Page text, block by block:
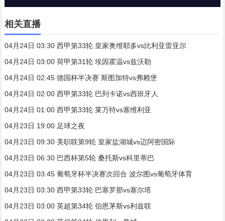
相关直播
04月24日 03:30 西甲第33轮 皇家奥维耶多vs比利亚雷亚尔
04月24日 03:00 荷甲第31轮 埃因霍温vs兹沃勒
04月24日 02:45 德国杯半决赛 斯图加特vs弗赖堡
04月24日 02:00 西甲第33轮 巴列卡诺vs西班牙人
04月24日 01:00 西甲第33轮 莱万特vs塞维利亚
04月23日 19:00 足球之夜
04月23日 09:30 美职联第9轮 皇家盐湖城vs迈阿密国际
04月23日 06:30 巴西杯第5轮 桑托斯vs科里蒂巴
04月23日 03:45 葡萄牙杯半决赛次回合 波尔图vs葡萄牙体育
04月23日 03:30 西甲第33轮 巴塞罗那vs塞尔塔
04月23日 03:00 英超第34轮 伯恩茅斯vs利兹联